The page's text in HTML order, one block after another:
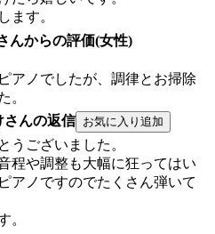
ます。
んからの評価(女性)
アノでしたが、調律とお掃除
。
さんの返信
うございました。
程や調整も大幅に狂ってはい
アノですのでたくさん弾いて
。